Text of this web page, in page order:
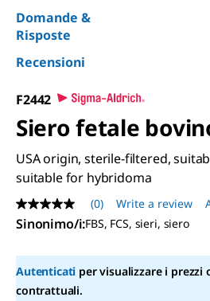
Domande &
Risposte
Recensioni
F2442
Siero fetale
USA origin, sterile-filtered,
suitable for hybridoma
No
rating
value
page
link.
(0) Write a review
Sinonimo/i:FBS, FCS, sieri, siero
Autenticati per visualizzare i prezzi
contrattuali.